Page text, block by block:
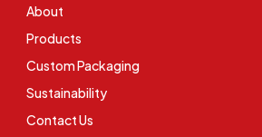
About
Products
Custom Packaging
Sustainability
Contact Us